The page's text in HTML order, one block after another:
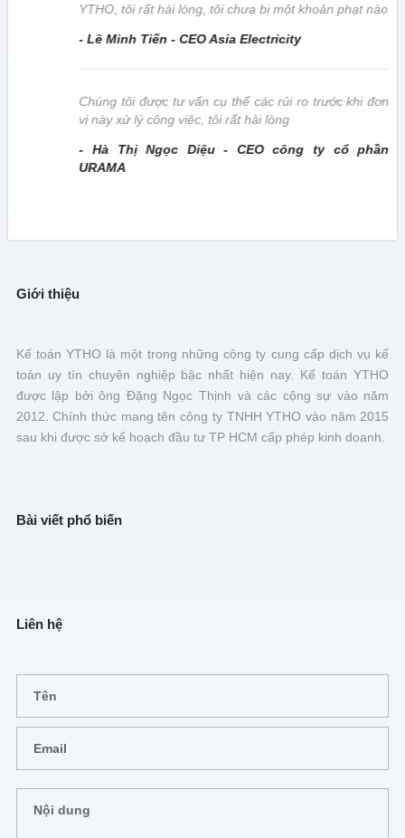
YTHO, tôi rất hài lòng, tôi chưa bị một khoản phạt nào
- Lê Minh Tiến - CEO Asia Electricity
Chúng tôi được tư vấn cụ thể các rủi ro trước khi đơn
vị này xử lý công việc, tôi rất hài lòng
- Hà Thị Ngọc Diệu - CEO công ty cổ phần
URAMA
Giới thiệu
Kế toán YTHO là một trong những công ty cung cấp dịch vụ kế
toán uy tín chuyên nghiệp bậc nhất hiện nay. Kế toán YTHO
được lập bởi ông Đặng Ngọc Thịnh và các cộng sự vào năm
2012. Chính thức mang tên công ty TNHH YTHO vào năm 2015
sau khi được sở kế hoạch đầu tư TP HCM cấp phép kinh doanh.
Bài viết phổ biến
Liên hệ